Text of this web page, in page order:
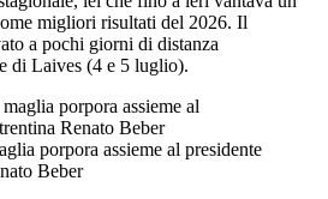
migliori risultati del 2026. Il
a pochi giorni di distanza
di Laives (4 e 5 luglio).
porpora assieme al presidente
Beber